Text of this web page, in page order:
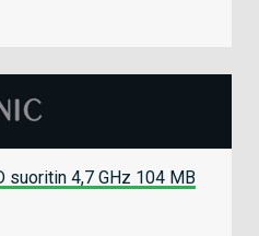
suoritin 4,7 GHz 104 MB